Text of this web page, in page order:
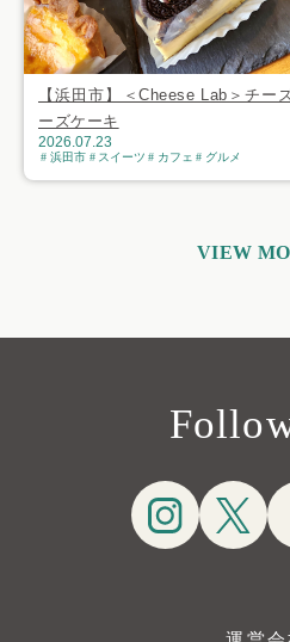
【浜田市】＜Cheese Lab＞チー
ーズケーキ
2026.07.23
浜田市 スイーツ カフェ グルメ
VIEW